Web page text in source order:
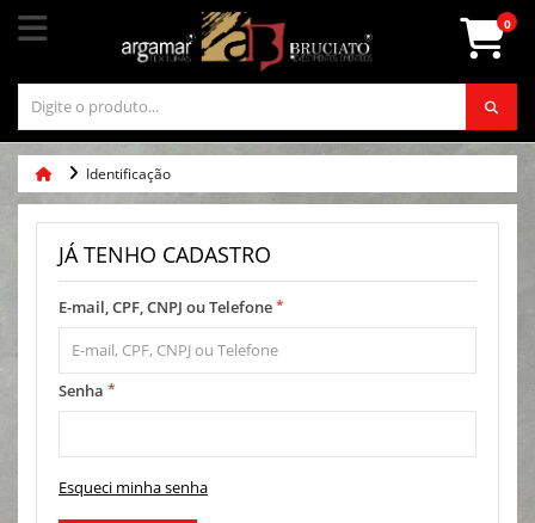
0
Identificação
JÁ TENHO CADASTRO
E-mail, CPF, CNPJ ou Telefone*
Senha *
Esqueci minha senha